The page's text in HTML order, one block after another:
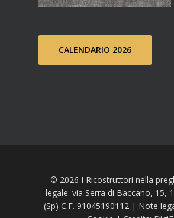
CALENDARIO 2026
© 2026 I Ricostruttori nella
legale: via Serra di Baccano, 15,
(Sp) C.F. 91045190112 | Note